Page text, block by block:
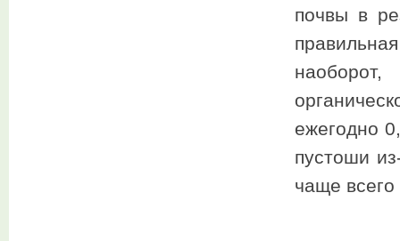
почвы в
ежегодно
пустоши
чаще